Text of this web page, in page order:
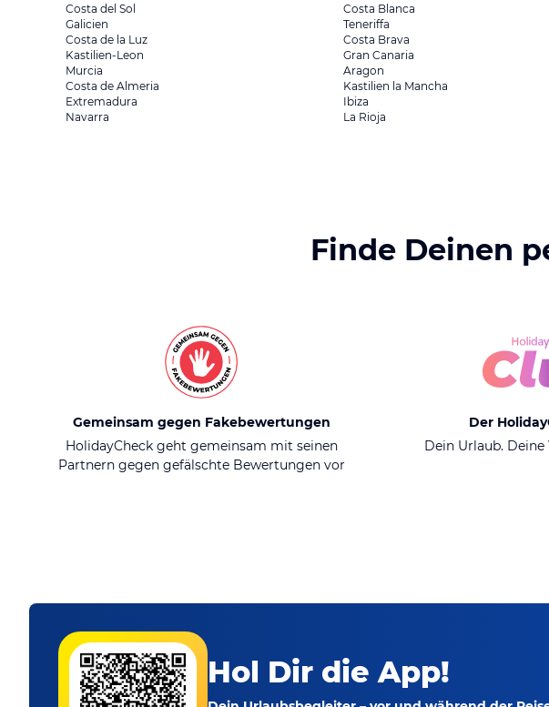
Costa del Sol Costa Blanca
Galicien
Teneriffa
Costa de la Luz
Costa Brava
Kastilien-Leon
Gran Canaria
Murcia
Aragon
Costa de Almeria
Kastilien la Mancha
Extremadura
Ibiza
Navarra
La Rioja
Finde Deinen
Gemeinsam gegen Fakebewertungen
HolidayCheck geht gemeinsam mit seinen
Partnern gegen gefälschte Bewertungen vor
Der
Dein Urlaub.
Hol Dir die App!